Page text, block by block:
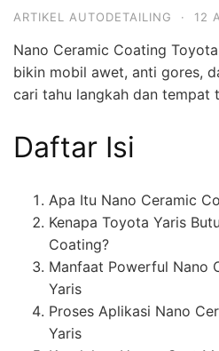
ARTIKEL AUTODETAILING · 12
Nano Ceramic Coating
bikin mobil awet, anti gores,
cari tahu langkah dan tempat
Daftar Isi
Apa Itu Nano Ceramic
Kenapa Toyota Yaris
Coating?
Manfaat Powerful Nano
Yaris
Proses Aplikasi Nano
Yaris